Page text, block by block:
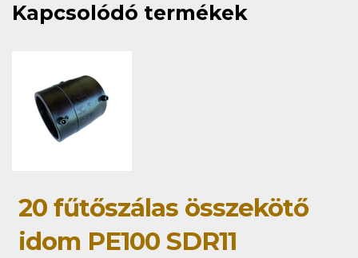
Kapcsolódó termékek
20 fűtőszálas összekötő
idom PE100 SDR11